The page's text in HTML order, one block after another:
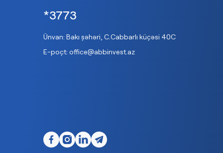
*3773
Ünvan: Bakı şəhəri, C.Cabbarlı küçəsi 40C
E-poçt: office@abbinvest.az